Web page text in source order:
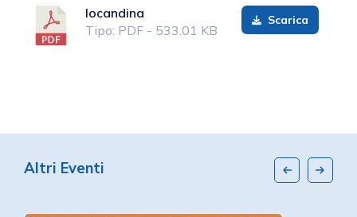
locandina
Tipo: PDF - 533.01 KB
Scarica
Altri Eventi